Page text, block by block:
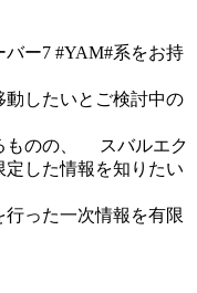
ー7 #YAM#系をお持
動したいとご検討中の
ものの、 スバルエク
定した情報を知りたい
った一次情報を有限